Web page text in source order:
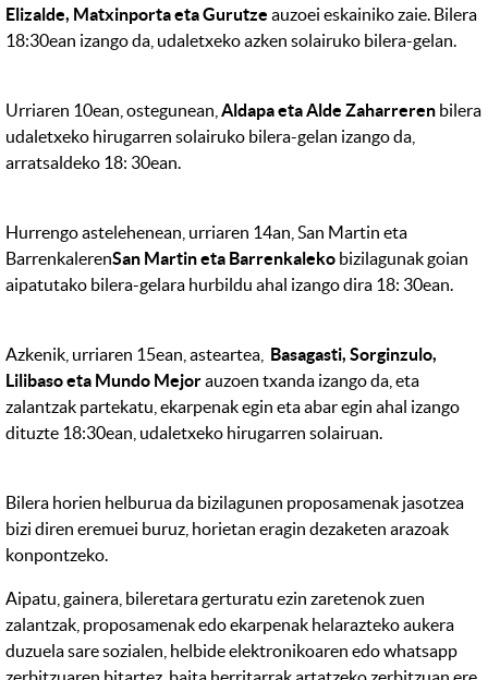
Elizalde, Matxinporta eta Gurutze auzoei eskainiko zaie. Bilera
18:30ean izango da, udaletxeko azken solairuko bilera-gelan.
Urriaren 10ean, ostegunean,Aldapa eta Alde Zaharreren bilera
udaletxeko hirugarren solairuko bilera-gelan izango da,
arratsaldeko 18: 30ean.
Hurrengo astelehenean, urriaren 14an, San Martin eta
BarrenkalerenSan Martin eta Barrenkaleko bizilagunak goian
aipatutako bilera-gelara hurbildu ahal izango dira 18: 30ean.
Azkenik, urriaren 15ean, asteartea,
Basagasti, Sorginzulo,
Lilibaso eta Mundo Mejorauzoen txanda izango da, eta
zalantzak partekatu, ekarpenak egin eta abar egin ahal izango
dituzte 18:30ean, udaletxeko hirugarren solairuan.
Bilera horien helburua da bizilagunen proposamenak jasotzea
bizi diren eremuei buruz, horietan eragin dezaketen arazoak
konpontzeko.
Aipatu, gainera, bileretara gerturatu ezin zaretenok zuen
zalantzak, proposamenak edo ekarpenak helarazteko aukera
duzuela sare sozialen, helbide elektronikoaren edo whatsapp